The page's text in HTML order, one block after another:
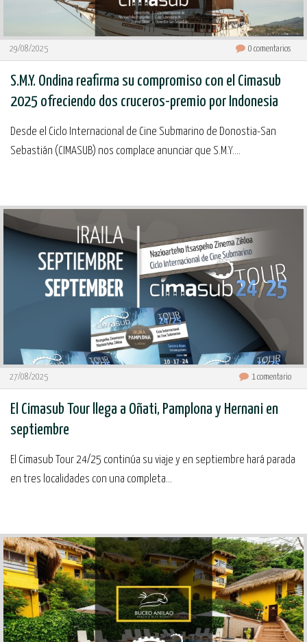
29/08/2025 0 comentarios
S.M.Y. Ondina reafirma su compromiso con el Cimasub
2025 ofreciendo dos cruceros-premio por Indonesia
Desde el Ciclo Internacional de Cine Submarino de Donostia-San
Sebastián (CIMASUB) nos complace anunciar que S.M.Y....
27/08/2025 1comentario
El Cimasub Tour llega a Oñati, Pamplona y Hernani en
septiembre
El Cimasub Tour 24/25 continúa su viaje y en septiembre hará parada
en tres localidades con una completa...